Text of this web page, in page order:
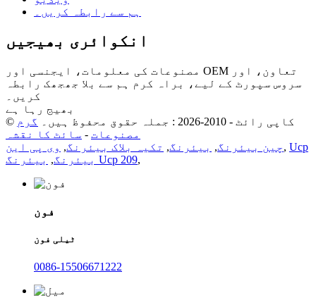
ہم سے رابطہ کریں۔
انکوائری بھیجیں
مصنوعات کی معلومات، ایجنسی اور OEM تعاون، اور
سروس سپورٹ کے لیے، براہ کرم ہم سے بلا جھجھک رابطہ
کریں۔
بھیج رہا ہے
© کاپی رائٹ - 2010-2026 : جملہ حقوق محفوظ ہیں۔
گرم
مصنوعات - سائٹ کا نقشہ
چین بیئرنگ, بیئرنگ, تکیہ بلاک بیئرنگ, وی پی این , Ucp
بیئرنگ, بیئرنگ Ucp 209,
فون
ٹیلی فون
0086-15506671222